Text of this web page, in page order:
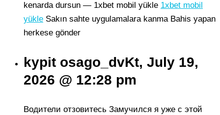
kenarda dursun — 1xbet mobil yükle 1xbet mobil
yükle Sakın sahte uygulamalara kanma Bahis yapan
herkese gönder
kypit osago_dvKt, July 19,
2026 @ 12:28 pm
Водители отзовитесь Замучился я уже с этой